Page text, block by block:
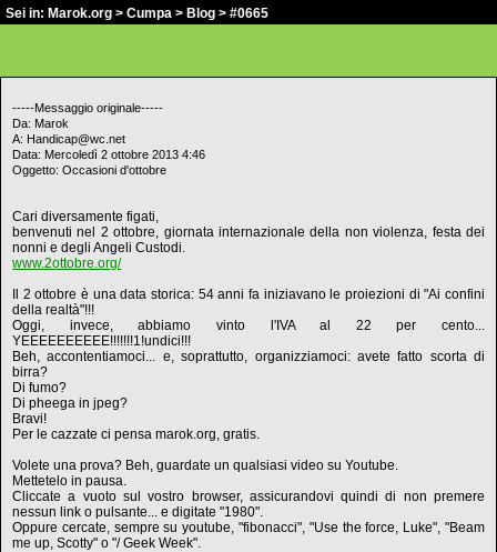
Sei in: Marok.org > Cumpa > Blog > #0665
-----Messaggio originale-----
Da: Marok
A: Handicap@wc.net
Data: Mercoledì 2 ottobre 2013 4:46
Oggetto: Occasioni d'ottobre
Cari diversamente figati,
benvenuti nel 2 ottobre, giornata internazionale della non violenza, festa dei
nonni e degli Angeli Custodi.
www.2ottobre.org/
Il 2 ottobre è una data storica: 54 anni fa iniziavano le proiezioni di "Ai confini
della realtà"!!!
Oggi, invece, abbiamo vinto l'IVA al 22 per cento...
YEEEEEEEEEE!!!!!!!1!undici!!!
Beh, accontentiamoci... e, soprattutto, organizziamoci: avete fatto scorta di
birra?
Di fumo?
Di pheega in jpeg?
Bravi!
Per le cazzate ci pensa marok.org, gratis.
Volete una prova? Beh, guardate un qualsiasi video su Youtube.
Mettetelo in pausa.
Cliccate a vuoto sul vostro browser, assicurandovi quindi di non premere
nessun link o pulsante... e digitate "1980".
Oppure cercate, sempre su youtube, "fibonacci", "Use the force, Luke", "Beam
me up, Scotty" o "/ Geek Week".